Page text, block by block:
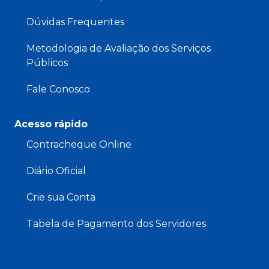
Dúvidas Frequentes
Metodologia de Avaliação dos Serviços
Públicos
Fale Conosco
Acesso rápido
Contracheque Online
Diário Oficial
Crie sua Conta
Tabela de Pagamento dos Servidores